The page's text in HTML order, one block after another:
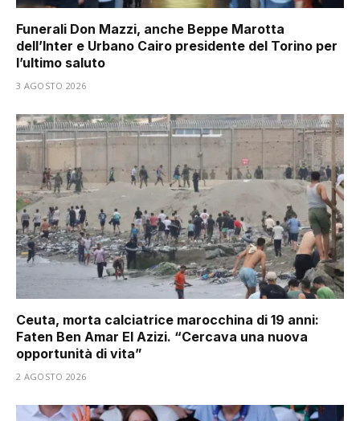
Funerali Don Mazzi, anche Beppe Marotta
dell’Inter e Urbano Cairo presidente del Torino per
l’ultimo saluto
3 AGOSTO 2026
Ceuta, morta calciatrice marocchina di 19 anni:
Faten Ben Amar El Azizi. “Cercava una nuova
opportunità di vita”
2 AGOSTO 2026